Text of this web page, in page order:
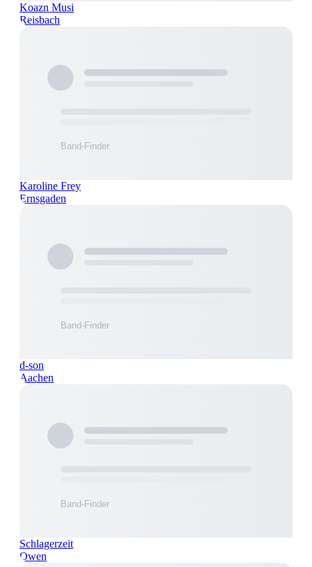
Koazn Musi
Reisbach
Karoline Frey
Ernsgaden
d-son
Aachen
Schlagerzeit
Owen